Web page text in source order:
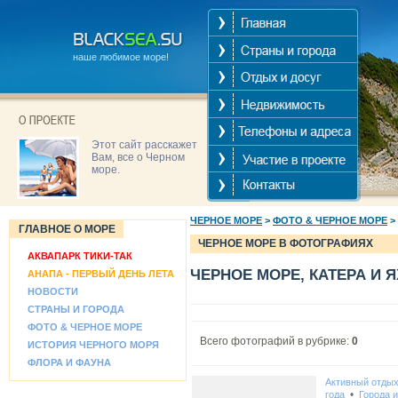
наше любимое море!
Этот сайт расскажет
Вам, все о Черном
море.
ГЛАВНОЕ О МОРЕ
АКВАПАРК ТИКИ-ТАК
АНАПА - ПЕРВЫЙ ДЕНЬ ЛЕТА
НОВОСТИ
СТРАНЫ И ГОРОДА
ФОТО & ЧЕРНОЕ МОРЕ
ИСТОРИЯ ЧЕРНОГО МОРЯ
ФЛОРА И ФАУНА
ЧЕРНОЕ МОРЕ > ФОТО & ЧЕРНОЕ МОРЕ >
ЧЕРНОЕ МОРЕ В ФОТОГРАФИЯХ
ЧЕРНОЕ МОРЕ, КАТЕРА И
Всего фотографий в рубрике: 0
Активный отдых
года• Города